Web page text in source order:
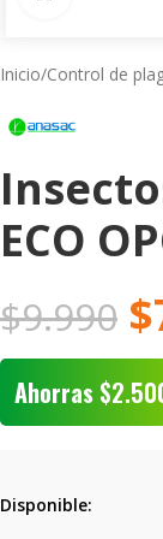
Inicio/Control de
ECO
$9.990 $
Ahorras $
Disponible: